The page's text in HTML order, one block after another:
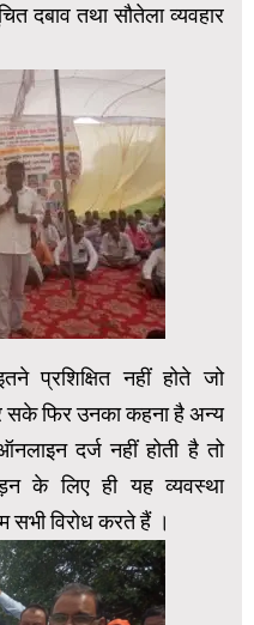
दबाव तथा सौतेला व्यवहार
प्रशिक्षित नहीं होते जो
सके फिर उनका कहना है अन्य
दर्ज नहीं होती है तो
के लिए ही यह व्यवस्था
सभी विरोध करते हैं ।